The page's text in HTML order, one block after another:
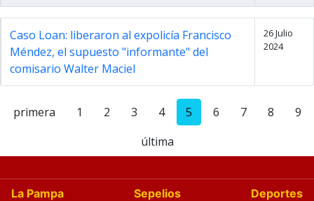
Caso Loan: liberaron al expolicía Francisco
Méndez, el supuesto "informante" del
comisario Walter Maciel
26 Julio
2024
primera 1 2 3 4 5 6 7 8
9
última
La Pampa Sepelios
Deportes